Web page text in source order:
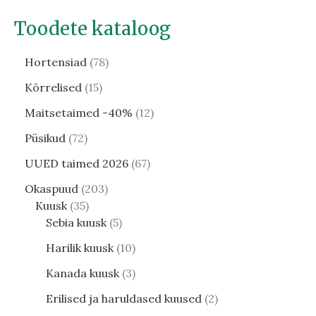
Toodete kataloog
Hortensiad 78
Kõrrelised 15
Maitsetaimed -40% 12
Püsikud 72
UUED taimed 2026 67
Okaspuud 203
Kuusk 35
Sebia kuusk 5
Harilik kuusk 10
Kanada kuusk 3
Erilised ja haruldased kuused 2